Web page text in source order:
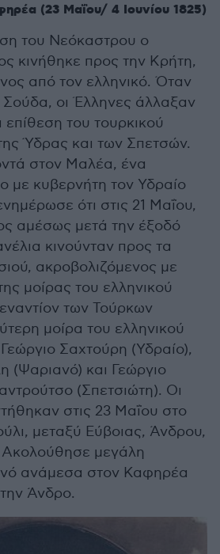
(23 Μαΐου/ 4 Ιουνίου 1825)
του Νεόκαστρου ο
κινήθηκε προς την Κρήτη,
από τον ελληνικό. Όταν
οι Έλληνες άλλαξαν
του τουρκικού
Ύδρας και των Σπετσών.
στον Μαλέα, ένα
με κυβερνήτη τον Υδραίο
ότι στις 21 Μαΐου,
αμέσως μετά την έξοδό
κινούνταν προς τα
ακροβολιζόμενος με
μοίρας του ελληνικού
των Τούρκων
μοίρα του ελληνικού
Σαχτούρη (Υδραίο),
(Ψαριανό) και Γεώργιο
(Σπετσιώτη). Οι
στις 23 Μαΐου στο
μεταξύ Εύβοιας, Άνδρου,
Ακολούθησε μεγάλη
ανάμεσα στον Καφηρέα
Άνδρο.